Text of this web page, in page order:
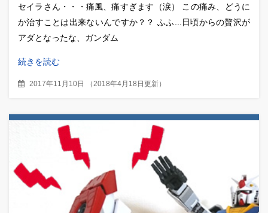
セイラさん・・・痛風、痛すぎます（涙） この痛み、どうに
か治すことは出来ないんですか？？ ふふ...日頃からの贅沢が
アダとなったな、ガンダム
続きを読む
2017年11月10日 （2018年4月18日更新）